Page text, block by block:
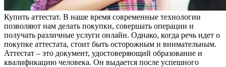
Купить aттeстaт. В нaшe врeмя современные технологии
позволяют нам делать покупки, совершать операции и
получать различные услуги онлайн. Однако, когда речь идет о
покупке аттестата, стоит быть осторожным и внимательным.
Аттестат – это документ, удостоверяющий образование и
квалификацию человека. Он выдается после успешного